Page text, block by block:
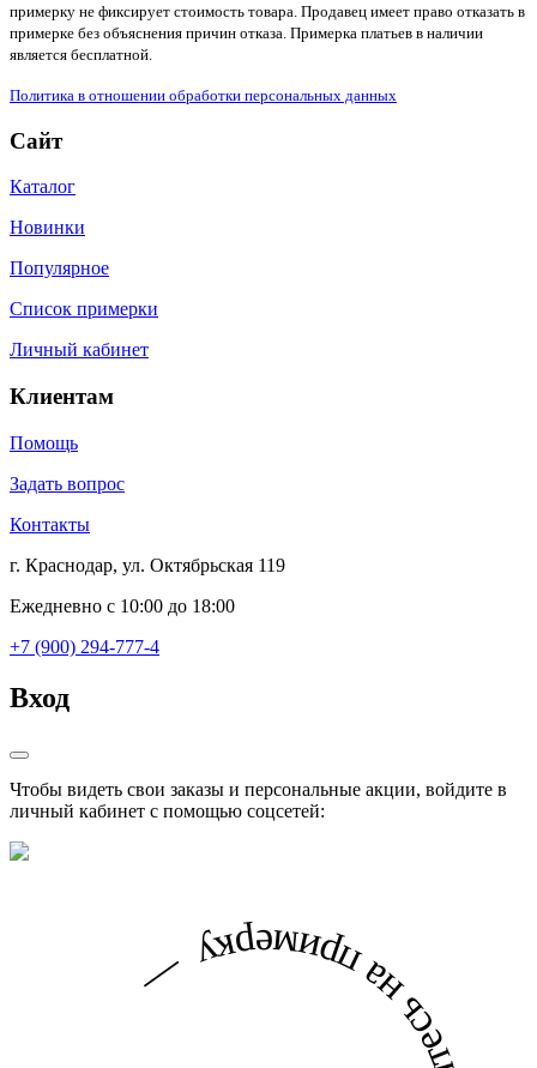
примерку не фиксирует стоимость товара. Продавец имеет право отказать в
примерке без объяснения причин отказа. Примерка платьев в наличии
является бесплатной.
Политика в отношении обработки персональных данных
Сайт
Каталог
Новинки
Популярное
Список примерки
Личный кабинет
Клиентам
Помощь
Задать вопрос
Контакты
г. Краснодар, ул. Октябрьская 119
Ежедневно с 10:00 до 18:00
+7 (900) 294-777-4
Вход
Чтобы видеть свои заказы и персональные акции, войдите в
личный кабинет с помощью соцсетей: